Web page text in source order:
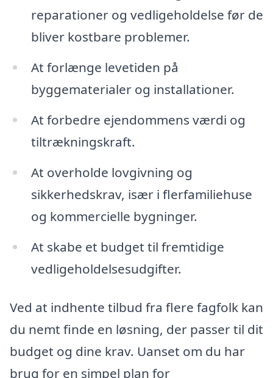
reparationer og vedligeholdelse før de
bliver kostbare problemer.
At forlænge levetiden på
byggematerialer og installationer.
At forbedre ejendommens værdi og
tiltrækningskraft.
At overholde lovgivning og
sikkerhedskrav, især i flerfamiliehuse
og kommercielle bygninger.
At skabe et budget til fremtidige
vedligeholdelsesudgifter.
Ved at indhente tilbud fra flere fagfolk kan
du nemt finde en løsning, der passer til dit
budget og dine krav. Uanset om du har
brug for en simpel plan for